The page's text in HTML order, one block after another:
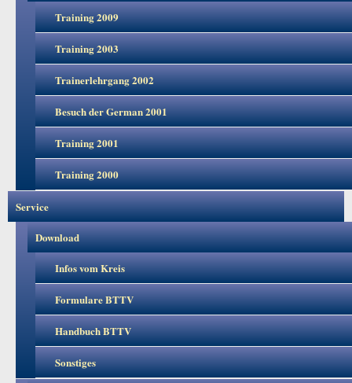
Training 2009
Training 2003
Trainerlehrgang 2002
Besuch der German 2001
Training 2001
Training 2000
Service
Download
Infos vom Kreis
Formulare BTTV
Handbuch BTTV
Sonstiges